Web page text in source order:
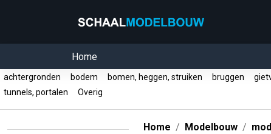
Home
achtergronden bodem bomen, heggen, struiken bruggen
tunnels, portalen
Overig
Home Modelbouw